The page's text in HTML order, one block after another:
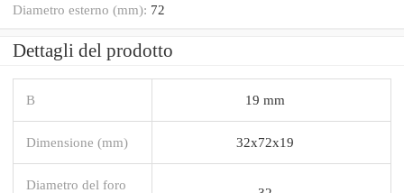
Diametro esterno (mm): 72
Dettagli del prodotto
B 19 mm
Dimensione (mm) 32x72x19
Diametro del foro